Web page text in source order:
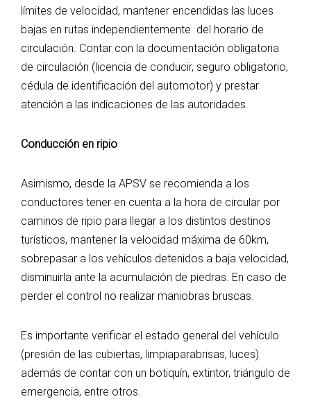
límites de velocidad, mantener encendidas las luces
bajas en rutas independientemente del horario de
circulación. Contar con la documentación obligatoria
de circulación (licencia de conducir, seguro obligatorio,
cédula de identificación del automotor) y prestar
atención a las indicaciones de las autoridades.
Conducción en ripio
Asimismo, desde la APSV se recomienda a los
conductores tener en cuenta a la hora de circular por
caminos de ripio para llegar a los distintos destinos
turísticos, mantener la velocidad máxima de 60km,
sobrepasar a los vehículos detenidos a baja velocidad,
disminuirla ante la acumulación de piedras. En caso de
perder el control no realizar maniobras bruscas.
Es importante verificar el estado general del vehículo
(presión de las cubiertas, limpiaparabrisas, luces)
además de contar con un botiquín, extintor, triángulo de
emergencia, entre otros.